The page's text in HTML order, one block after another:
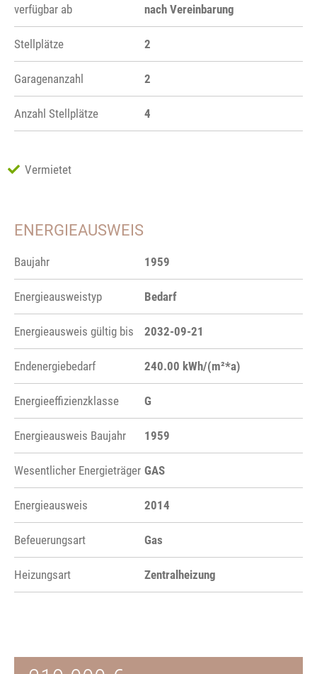
verfügbar ab nach Vereinbarung
Stellplätze 2
Garagenanzahl 2
Anzahl Stellplätze 4
Vermietet
ENERGIEAUSWEIS
Baujahr 1959
Energieausweistyp Bedarf
Energieausweis gültig bis 2032-09-21
Endenergiebedarf 240.00 kWh/(m²*a)
Energieeffizienzklasse G
Energieausweis Baujahr 1959
Wesentlicher Energieträger GAS
Energieausweis 2014
Befeuerungsart Gas
Heizungsart Zentralheizung